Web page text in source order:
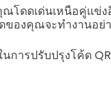
โดดเด่นเหนือคู่แข่
องคุณจะทำงานอย่
การปรับปรุงโค้ด